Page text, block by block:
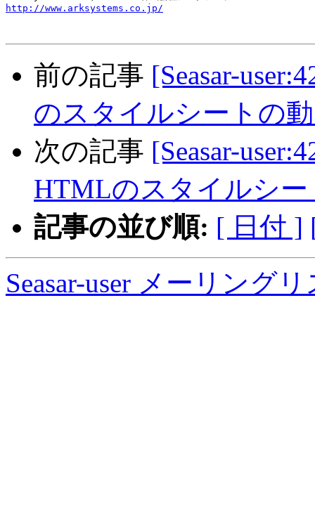
http://www.arksystems.co.jp/
前の記事 [Seasar-
のスタイルシートの
次の記事 [Seasar-
HTMLのスタイルシ
記事の並び順: [ 日付 ]
Seasar-user メーリング